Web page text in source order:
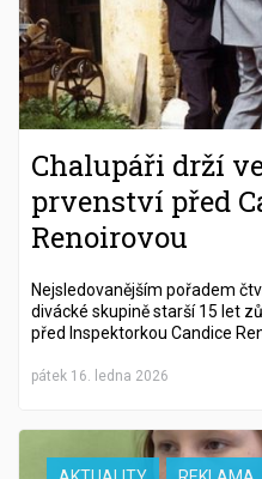
Chalupáři drží
prvenství před
Renoirovou
Nejsledovanějším pořadem
divácké skupině starší 15 let
před Inspektorkou Candice
pátek 16. ledna 2026